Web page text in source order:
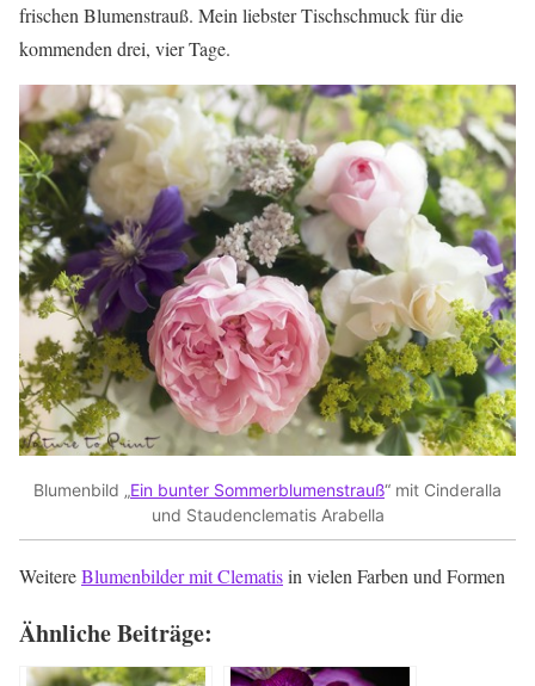
frischen Blumenstrauß. Mein liebster Tischschmuck für die
kommenden drei, vier Tage.
Blumenbild „Ein bunter Sommerblumenstrauß“ mit Cinderalla
und Staudenclematis Arabella
WeitereBlumenbilder mit Clematisin vielen Farben und Formen
Ähnliche Beiträge: